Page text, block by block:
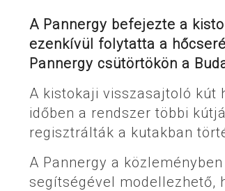
A Pannergy befejezte a
ezenkívül folytatta a
Pannergy csütörtökön a
A kistokaji visszasajtoló kút
időben a rendszer többi
regisztrálták a kutakban
A Pannergy a
segítségével modellezhető,